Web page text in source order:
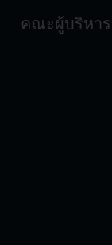
คณะผู้บริหาร